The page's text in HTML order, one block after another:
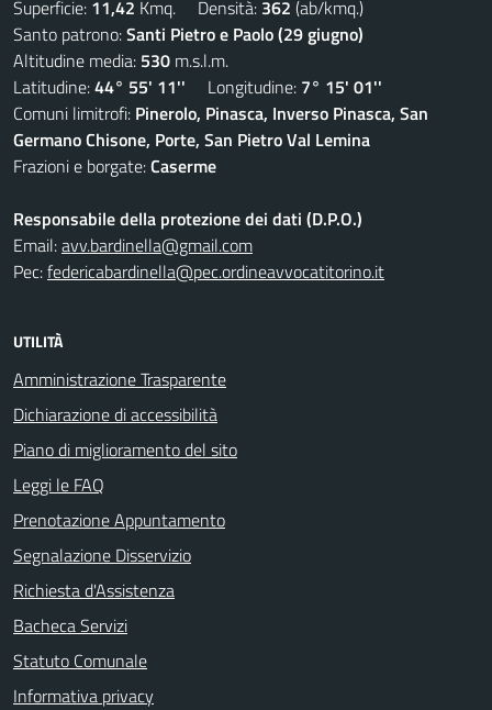
Superficie: 11,42 Kmq. Densità: 362 (ab/kmq.)
Santo patrono:Santi Pietro e Paolo (29 giugno)
Altitudine media: 530 m.s.l.m.
Latitudine:44° 55' 11'' Longitudine: 7° 15' 01''
Comuni limitrofi: Pinerolo, Pinasca, Inverso Pinasca, San
Germano Chisone, Porte, San Pietro Val Lemina
Frazioni e borgate:Caserme
Responsabile della protezione dei dati (D.P.O.)
Email:avv.bardinella@gmail.com
Pec:federicabardinella@pec.ordineavvocatitorino.it
UTILITÀ
Amministrazione Trasparente
Dichiarazione di accessibilità
Piano di miglioramento del sito
Leggi le FAQ
Prenotazione Appuntamento
Segnalazione Disservizio
Richiesta d'Assistenza
Bacheca Servizi
Statuto Comunale
Informativa privacy